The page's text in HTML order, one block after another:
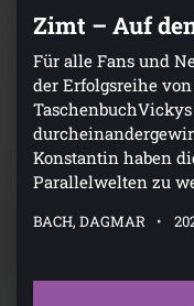
Zimt – Auf
Für alle Fans und
der Erfolgsreihe
Konstantin haben
Parallelwelten zu
BACH, DAGMAR